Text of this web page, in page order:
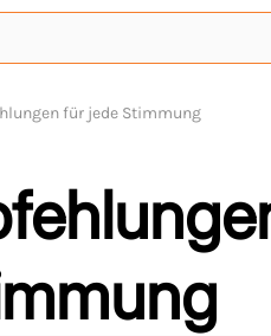
für jede Stimmung